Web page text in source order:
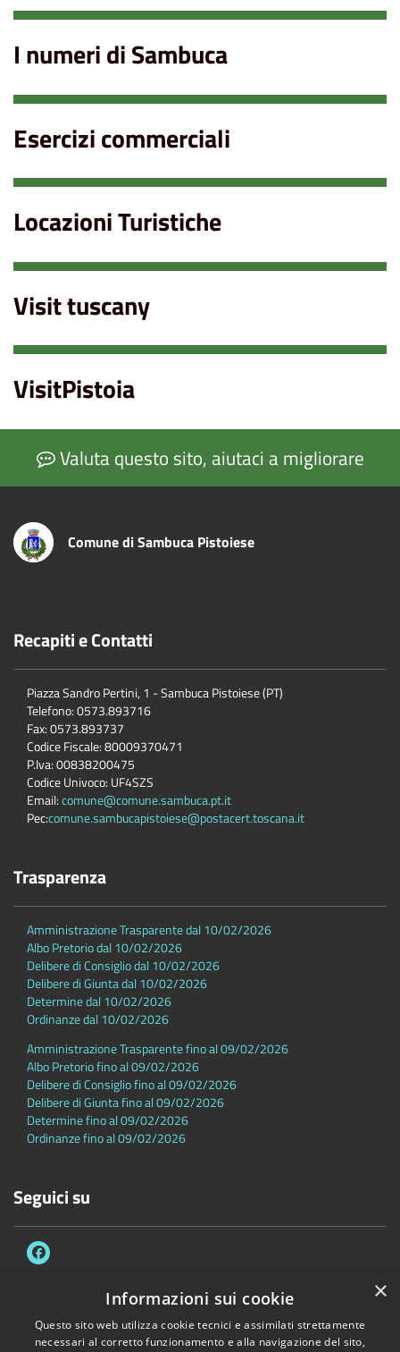
I numeri di Sambuca
Esercizi commerciali
Locazioni Turistiche
Visit tuscany
VisitPistoia
Valuta questo sito, aiutaci a migliorare
Comune di Sambuca Pistoiese
Recapiti e Contatti
Piazza Sandro Pertini, 1 - Sambuca Pistoiese (PT)
Telefono: 0573.893716
Fax: 0573.893737
Codice Fiscale: 80009370471
P.Iva: 00838200475
Codice Univoco: UF4SZS
Email:comune@comune.sambuca.pt.it
Pec:comune.sambucapistoiese@postacert.toscana.it
Trasparenza
Amministrazione Trasparente dal 10/02/2026
Albo Pretorio dal 10/02/2026
Delibere di Consiglio dal 10/02/2026
Delibere di Giunta dal 10/02/2026
Determine dal 10/02/2026
Ordinanze dal 10/02/2026
Amministrazione Trasparente fino al 09/02/2026
Albo Pretorio fino al 09/02/2026
Delibere di Consiglio fino al 09/02/2026
Delibere di Giunta fino al 09/02/2026
Determine fino al 09/02/2026
Ordinanze fino al 09/02/2026
Seguici su
Accessibilità Privacy Cookie
Mappa del sito
×
Informazioni sui cookie
Questo sito web utilizza cookie tecnici e assimilati strettamente
necessari al corretto funzionamento e alla navigazione del sito,